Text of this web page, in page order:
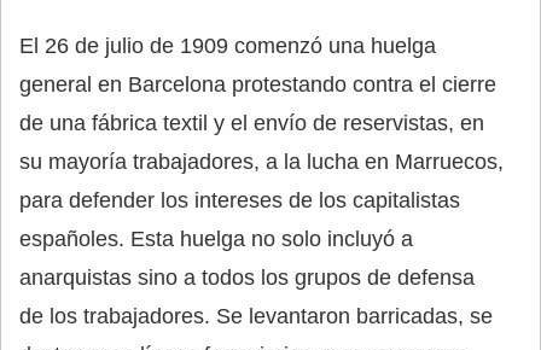
El 26 de julio de 1909 comenzó una huelga
general en Barcelona protestando contra el cierre
de una fábrica textil y el envío de reservistas, en
su mayoría trabajadores, a la lucha en Marruecos,
para defender los intereses de los capitalistas
españoles. Esta huelga no solo incluyó a
anarquistas sino a todos los grupos de defensa
de los trabajadores. Se levantaron barricadas, se